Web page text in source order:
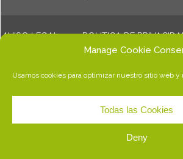
Manage Cookie
Usamos cookies para optimizar nuestro sitio web y
Todas las Cookies
Deny
AVISO LEGAL POLITICA DE
© Copyright Dalalba. Todos los